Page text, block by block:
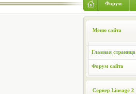
Форум
Меню сайта
Главная страница
Форум сайта
Сервер Lineage 2